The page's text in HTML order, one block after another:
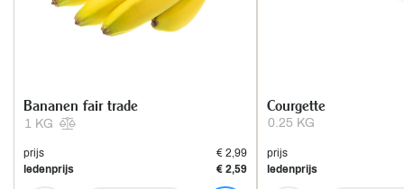
1 KG
Bananen fair trade
prijs
€ 2,99
ledenprijs
€ 2,59
0.25 KG
Courgette
prijs
ledenprijs